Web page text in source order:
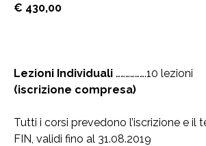
€ 430,00
Lezioni Individuali ……………….10
(iscrizione compresa)
Tutti i corsi prevedono l’iscrizione e il
FIN, validi fino al 31.08.2019